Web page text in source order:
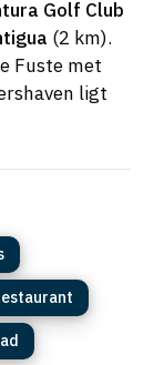
Golf Club
(2 km).
Fuste met
ligt